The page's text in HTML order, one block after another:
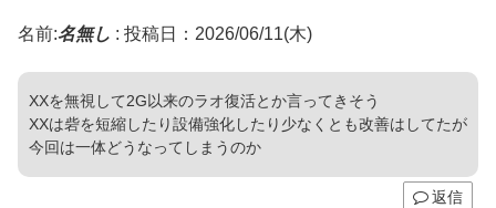
名前:名無し : 投稿日：2026/06/11(木)
XXを無視して2G以来のラオ復活とか言ってきそう
XXは砦を短縮したり設備強化したり少なくとも改善はしてたが
今回は一体どうなってしまうのか
返信